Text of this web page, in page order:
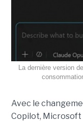
La dernière version
Avec le
Copilot, Microsoft